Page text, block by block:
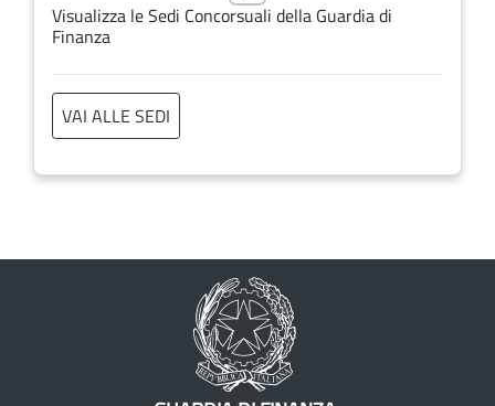
Visualizza le Sedi Concorsuali della Guardia di
Finanza
VAI ALLE SEDI